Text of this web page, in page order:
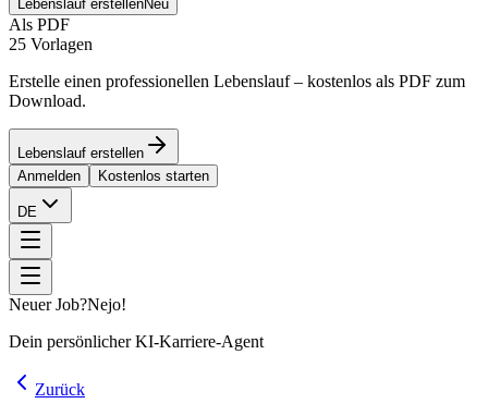
Lebenslauf erstellenNeu
Als PDF
25 Vorlagen
Erstelle einen professionellen Lebenslauf – kostenlos als PDF zum
Download.
Lebenslauf erstellen
Anmelden
Kostenlos starten
DE
Neuer Job?Nejo!
Dein persönlicher KI-Karriere-Agent
Zurück